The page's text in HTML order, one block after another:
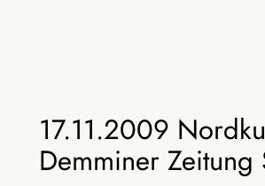
17.11.2009
Demminer Zeitung